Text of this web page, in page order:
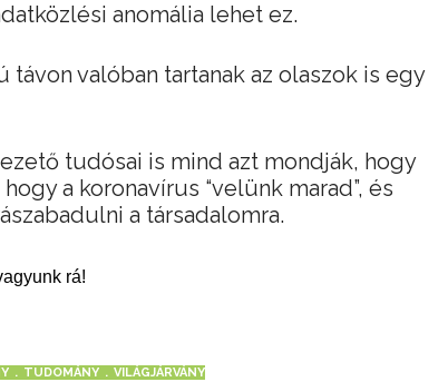
anomália lehet ez.
távon valóban tartanak az olaszok is egy
tudósai is mind azt mondják, hogy
a koronavírus “velünk marad”, és
a társadalomra.
rá!
TUDOMÁNY VILÁGJÁRVÁNY